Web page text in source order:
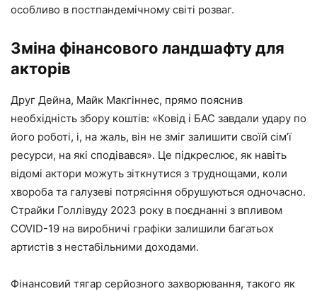
особливо в постпандемічному світі розваг.
Зміна фінансового ландшафту для
акторів
Друг Дейна, Майк Макгіннес, прямо пояснив
необхідність збору коштів: «Ковід і БАС завдали удару по
його роботі, і, на жаль, він не зміг залишити своїй сім’ї
ресурси, на які сподівався». Це підкреслює, як навіть
відомі актори можуть зіткнутися з труднощами, коли
хвороба та галузеві потрясіння обрушуються одночасно.
Страйки Голлівуду 2023 року в поєднанні з впливом
COVID-19 на виробничі графіки залишили багатьох
артистів з нестабільними доходами.
Фінансовий тягар серйозного захворювання, такого як